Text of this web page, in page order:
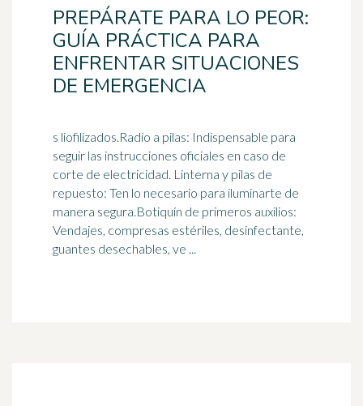
PREPÁRATE PARA LO PEOR:
GUÍA PRÁCTICA PARA
ENFRENTAR SITUACIONES
DE EMERGENCIA
s liofilizados.Radio a pilas: Indispensable para
seguir las instrucciones oficiales en caso de
corte de electricidad. Linterna y pilas de
repuesto: Ten lo necesario para iluminarte de
manera segura.Botiquín de primeros auxilios:
Vendajes, compresas estériles, desinfectante,
guantes desechables, ve ...